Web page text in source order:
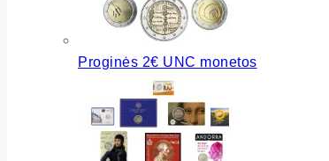
Proginės 2€ UNC monetos